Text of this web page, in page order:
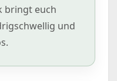
bringt euch
und